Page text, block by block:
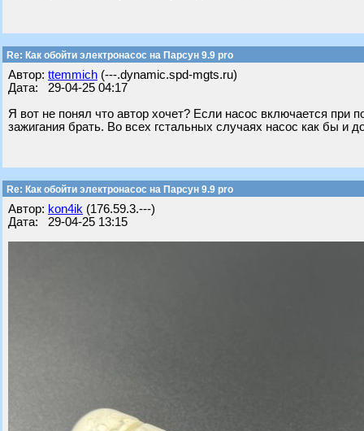
Re: Как обойти электронасос на Парсун 9.9 pro
Автор: ttemmich (---.dynamic.spd-mgts.ru)
Дата: 29-04-25 04:17
Я вот не понял что автор хочет? Если насос включается при
зажигания брать. Во всех гстальных случаях насос как бы и
Re: Как обойти электронасос на Парсун 9.9 pro
Автор: kon4ik (176.59.3.---)
Дата: 29-04-25 13:15